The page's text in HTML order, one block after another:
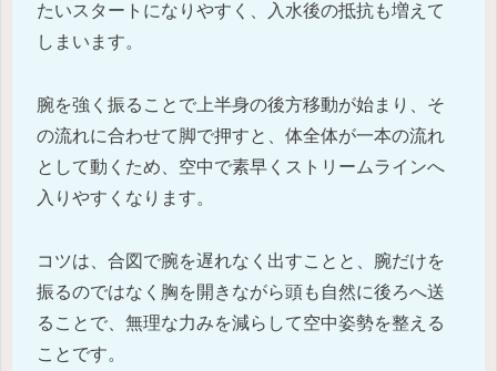
たいスタートになりやすく、入水後の抵抗も増えて
しまいます。
腕を強く振ることで上半身の後方移動が始まり、そ
の流れに合わせて脚で押すと、体全体が一本の流れ
として動くため、空中で素早くストリームラインへ
入りやすくなります。
コツは、合図で腕を遅れなく出すことと、腕だけを
振るのではなく胸を開きながら頭も自然に後ろへ送
ることで、無理な力みを減らして空中姿勢を整える
ことです。